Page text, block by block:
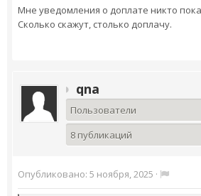
Мне уведомления о доплате никто
Сколько скажут, столько доплачу.
qna
Пользователи
8 публикаций
Опубликовано: 5 ноября, 2025 ·